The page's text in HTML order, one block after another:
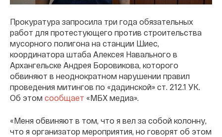
Прокуратура запросила три года обязательных
работ для протестующего против строительства
мусорного полигона на станции Шиес,
координатора штаба Алексея Навального в
Архангельске Андрея Боровикова, которого
обвиняют в неоднократном нарушении правил
проведения митингов по «дадинской» ст. 212.1 УК.
Об этом сообщает «МБХ медиа».
«Меня обвиняют в том, что я вел за собой колонну,
что я организатор мероприятия, но говорят об этом